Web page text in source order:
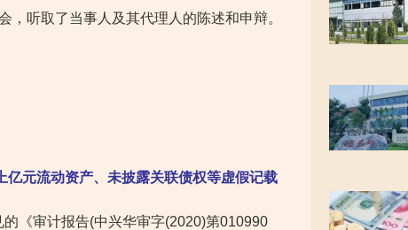
听取了当事人及其代理人的陈述和申辩。
元流动资产、未披露关联债权等虚假记载
《审计报告(中兴华审字(2020)第010990